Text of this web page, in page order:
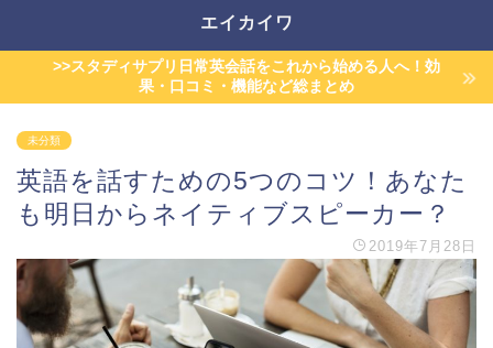
エイカイワ
>>スタディサプリ日常英会話をこれから始める人へ！効
果・口コミ・機能など総まとめ
未分類
英語を話すための5つのコツ！あなた
も明日からネイティブスピーカー？
2019年7月28日